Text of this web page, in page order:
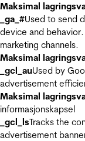
Maksimal
_ga_#Used to send
device and
marketing channels.
Maksimal
_gcl_auUsed by
advertisement
Maksimal
informasjonskapsel
_gcl_lsTracks the
advertisement